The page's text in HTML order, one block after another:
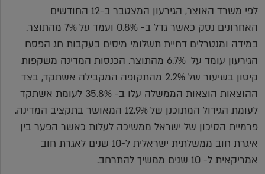
לפי משרד האוצר, הגירעון המצטבר ב-12 החודשים
האחרונים נסק כאשר גדל ב- 0.8% ועמד על 7% מהתוצר.
במידה ומנטרלים דחיית תשלומי מיסים בעקבות חג הפסח
הגירעון עומד על 6.7% מהתוצר. הכנסות המדינה משקפות
קיטון בשיעור של 2.2% מהתקופה המקבילה אשתקד, בצד
ההוצאות הוצאות הממשלה עלו ב- 35.8% לעומת אשתקד
לעומת הגידול המתוכנן של 12.9% המאושר בתקציב המדינה.
פרמיית הסיכון של ישראל ממשיכה לעלות כאשר הפער בין
איגרת חוב ממשלתית ישראלית ל-10 שנים לאגרת חוב
אמריקאית ל- 10 שנים ממשיך להתרחב.